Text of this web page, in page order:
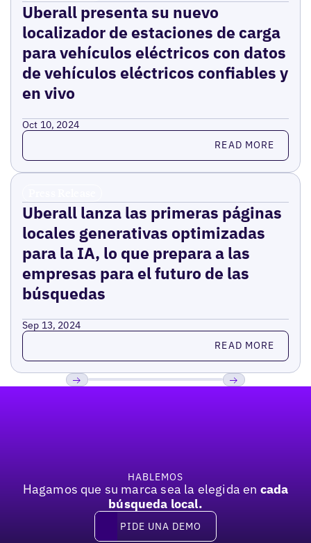
Uberall presenta su nuevo
localizador de estaciones de carga
para vehículos eléctricos con datos
de vehículos eléctricos confiables y
en vivo
Oct 10, 2024
Read more READ MORE
Uberall lanza las primeras páginas
locales generativas optimizadas
para la IA, lo que prepara a las
empresas para el futuro de las
búsquedas
Sep 13, 2024
Read more READ MORE
HABLEMOS
Hagamos que su marca sea la elegida en cada
búsqueda local.
Pide una demo
PIDE UNA DEMO